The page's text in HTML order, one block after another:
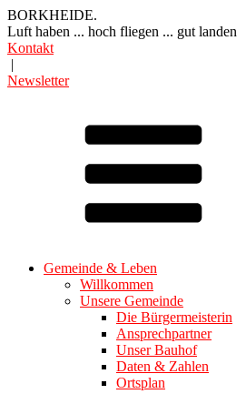
BORKHEIDE.
Luft haben ... hoch fliegen ... gut landen
Kontakt
|
Newsletter
Gemeinde & Leben
Willkommen
Unsere Gemeinde
Die Bürgermeisterin
Ansprechpartner
Unser Bauhof
Daten & Zahlen
Ortsplan